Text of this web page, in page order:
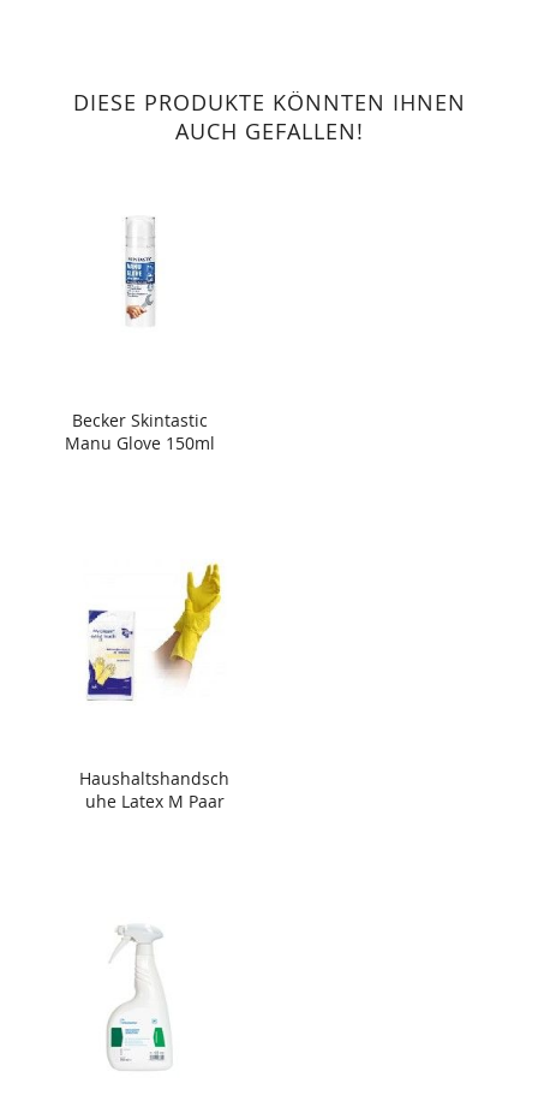
DIESE PRODUKTE KÖNNTEN IHNEN
AUCH GEFALLEN!
Becker Skintastic
Manu Glove 150ml
Haushaltshandsch
uhe Latex M Paar